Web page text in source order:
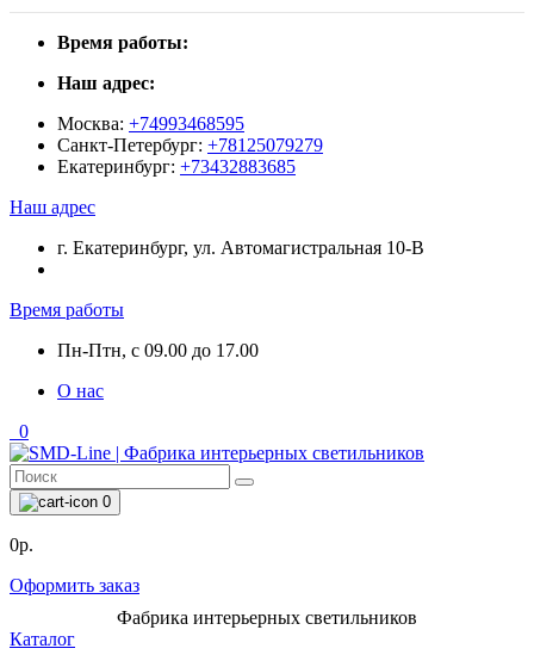
Время работы:
Наш адрес:
Москва: +74993468595
Санкт-Петербург: +78125079279
Екатеринбург: +73432883685
Наш адрес
г. Екатеринбург, ул. Автомагистральная 10-В
Время работы
Пн-Птн, с 09.00 до 17.00
О нас
0
0
0р.
Оформить заказ
Фабрика интерьерных светильников
Каталог